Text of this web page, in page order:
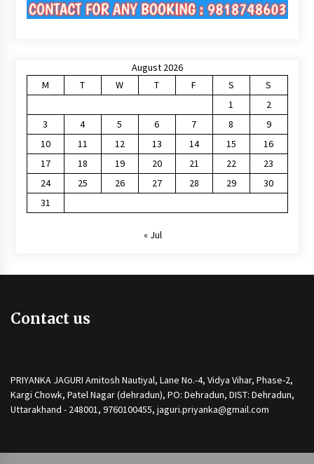
August 2026
M
T W T F S
S
1
2
3
4 5 6 7 8
9
10
11 12 13 14 15
16
17
18 19 20 21 22
23
24
25 26 27 28 29
30
31
« Jul
Contact us
PRIYANKA JAGURI Amitosh Nautiyal, Lane No.-4, Vidya Vihar, Phase-2,
Kargi Chowk, Patel Nagar (dehradun), PO: Dehradun, DIST: Dehradun,
Uttarakhand - 248001, 9760100455, jaguri.priyanka@gmail.com